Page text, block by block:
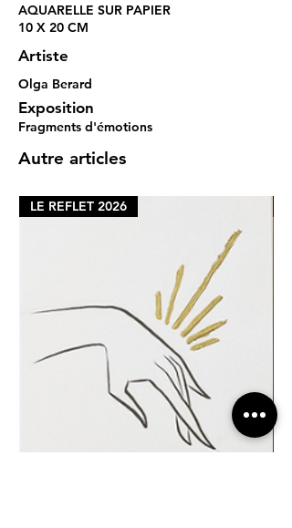
AQUARELLE SUR PAPIER
10 X 20 CM
Artiste
Olga Berard
Exposition
Fragments d'émotions
Autre articles
LE REFLET 2026